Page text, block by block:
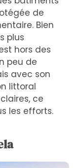
de
Bien
plus
hors des
peu de
avec son
littoral
ce
les efforts.